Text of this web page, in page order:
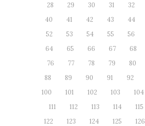
28
29 30 31 32
40
41 42 43 44
52
53 54 55 56
64
65 66 67 68
76
77 78 79 80
88
89 90 91 92
100
101 102 103 104
111
112 113 114 115
122
123 124 125 126